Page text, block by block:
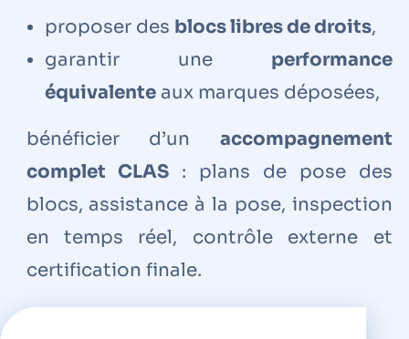
proposer des blocs libres de droits,
garantir une performance
équivalenteaux marques déposées,
bénéficier d’un accompagnement
complet CLAS: plans de pose des
blocs, assistance à la pose, inspection
en temps réel, contrôle externe et
certification finale.